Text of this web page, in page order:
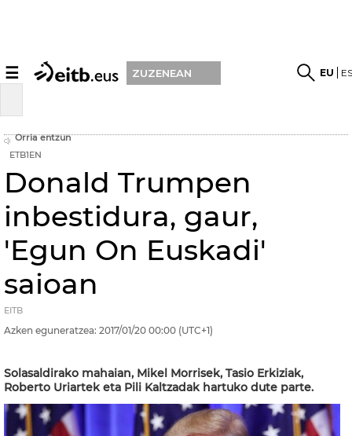
☰ ZUZENEAN EU
Orria entzun
ETB1EN
Donald Trumpen
inbestidura, gaur,
'Egun On Euskadi'
saioan
EITB
Azken eguneratzea: 2017/01/20 00:00 (UTC+1)
Solasaldirako mahaian, Mikel Morrisek, Tasio Erkiziak,
Roberto Uriartek eta Pili Kaltzadak hartuko dute parte.